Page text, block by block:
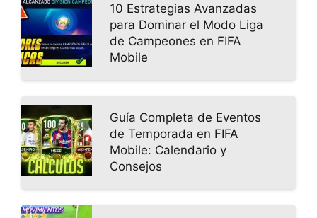
10 Estrategias Avanzadas
para Dominar el Modo Liga
de Campeones en FIFA
Mobile
Guía Completa de Eventos
de Temporada en FIFA
Mobile: Calendario y
Consejos